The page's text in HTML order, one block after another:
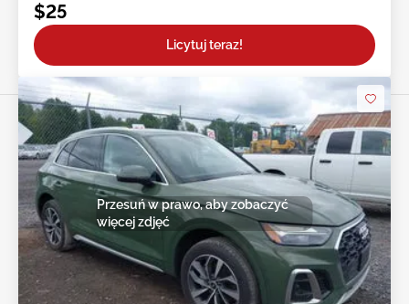
$25
Licytuj teraz!
Przesuń w prawo, aby zobaczyć
więcej zdjęć